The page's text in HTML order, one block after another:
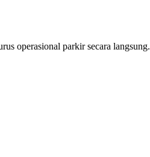
operasional parkir secara langsung.